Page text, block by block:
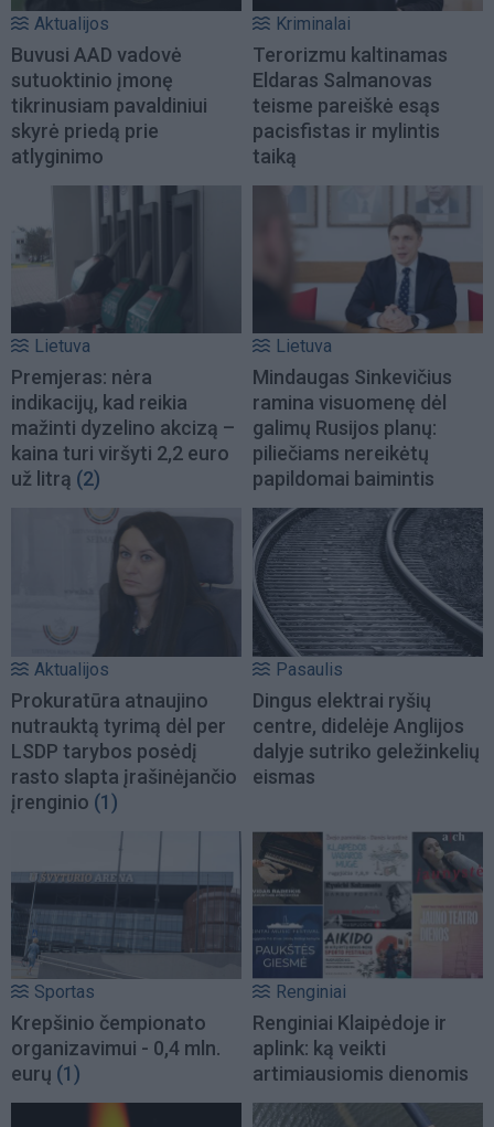
Aktualijos
Buvusi AAD vadovė
sutuoktinio įmonę
tikrinusiam pavaldiniui
skyrė priedą prie
atlyginimo
Kriminalai
Terorizmu kaltinamas
Eldaras Salmanovas
teisme pareiškė esąs
pacisfistas ir mylintis
taiką
Lietuva
Premjeras: nėra
indikacijų, kad reikia
mažinti dyzelino akcizą –
kaina turi viršyti 2,2 euro
už litrą (2)
Lietuva
Mindaugas Sinkevičius
ramina visuomenę dėl
galimų Rusijos planų:
piliečiams nereikėtų
papildomai baimintis
Aktualijos
Prokuratūra atnaujino
nutrauktą tyrimą dėl per
LSDP tarybos posėdį
rasto slapta įrašinėjančio
įrenginio (1)
Pasaulis
Dingus elektrai ryšių
centre, didelėje Anglijos
dalyje sutriko geležinkelių
eismas
Sportas
Krepšinio čempionato
organizavimui - 0,4 mln.
eurų (1)
Renginiai
Renginiai Klaipėdoje ir
aplink: ką veikti
artimiausiomis dienomis